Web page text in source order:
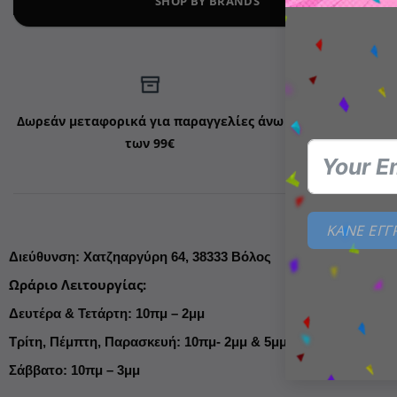
ΚΑΝΕ
Δωρεάν μεταφορικά για παραγγελίες άνω
των 99€
Διεύθυνση: Χατζηαργύρη 64, 38333 Βόλος
Ωράριο Λειτουργίας:
Δευτέρα & Τετάρτη: 10πμ – 2μμ
Τρίτη, Πέμπτη, Παρασκευή: 10πμ- 2μμ & 5μμ- 9μμ
Σάββατο: 10πμ – 3μμ